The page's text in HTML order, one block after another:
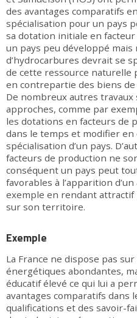
des avantages comparatifs
spécialisation pour un pays
sa dotation initiale en
un pays peu développé
d’hydrocarbures devrait se
de cette ressource
en contrepartie des biens de
De nombreux autres
approches, comme par
les dotations en facteurs de
dans le temps et modifier en
spécialisation d’un pays.
facteurs de production ne
conséquent un pays peut
favorables à l’apparition
exemple en rendant attractif
sur son territoire.
Exemple
La France ne dispose pas
énergétiques abondantes,
éducatif élevé ce qui lui a
avantages comparatifs dans
qualifications et des savoir-